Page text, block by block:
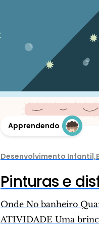
Apprendendo
Desenvolvimento
Pinturas e
Onde No banheiro
ATIVIDADE Uma